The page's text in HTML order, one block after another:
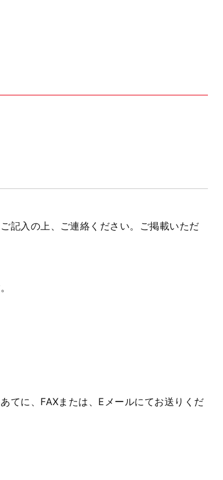
記入の上、ご連絡ください。ご掲載いただ
てに、FAXまたは、Eメールにてお送りくだ